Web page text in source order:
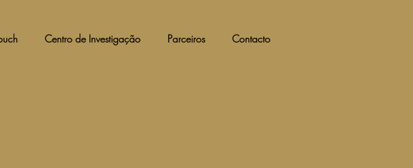
Centro de Investigação Parceiros Contacto